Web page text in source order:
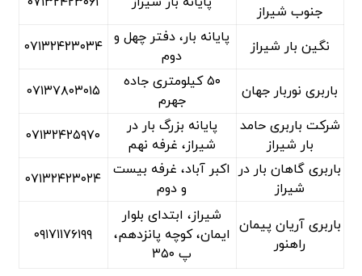
جنوب شیراز
نگین بار شیراز
پایانه بار، دفتر چهل و
دوم
۰۷۱۳۲۴۲۳۰۳۴
باربری نوربار جهان
۵۰ کیلومتری جاده
جهرم
۰۷۱۳۷۸۰۳۰۱۵
شرکت باربری حامد
بار شیراز
پایانه بزرگ بار در
شیراز، غرفه نهم
۰۷۱۳۲۴۲۵۹۷۰
باربری گاهان بار در
شیراز
اکبر آباد، غرفه بیست
و دوم
۰۷۱۳۲۴۲۳۰۲۴
باربری آریان پیمان
راهنور
شیراز، ابتدای بلوار
ایمان، کوچه پانزدهم،
پ ۳۵۰
۰۹۱۷۱۱۷۶۱۹۹